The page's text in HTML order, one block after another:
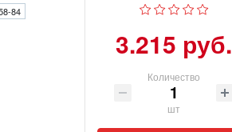
84
3.215 руб.
Количество
шт